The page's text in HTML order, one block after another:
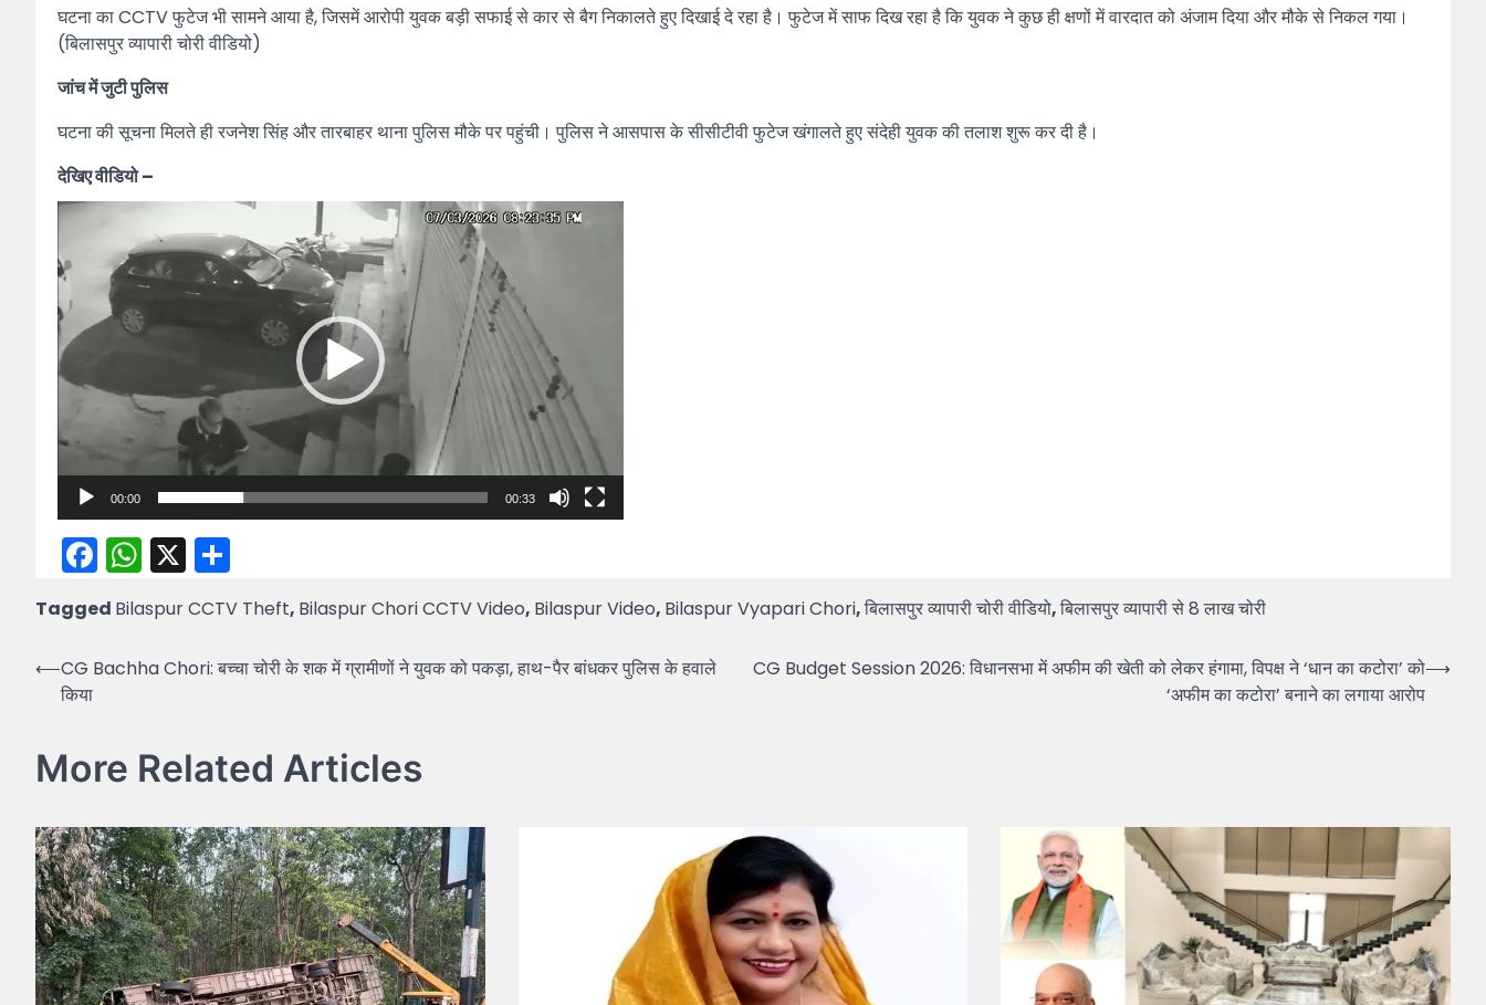
घटना का CCTV फुटेज भी सामने आया है, जिसमें आरोपी युवक बड़ी सफाई से कार से बैग निकालते हुए दिखाई दे रहा है। फुटेज में साफ दिख रहा है कि युवक ने कुछ ही क्षणों में वारदात को अंजाम दिया और मौके से निकल गया।
(बिलासपुर व्यापारी चोरी वीडियो)
जांच में जुटी पुलिस
घटना की सूचना मिलते ही रजनेश सिंह और तारबाहर थाना पुलिस मौके पर पहुंची। पुलिस ने आसपास के सीसीटीवी फुटेज खंगालते हुए संदेही युवक की तलाश शुरू कर दी है।
देखिए वीडियो –
Video
00:00 00:33
Facebook
WhatsApp
X
Tagged Bilaspur CCTV Theft, Bilaspur Chori CCTV Video, Bilaspur Video, Bilaspur Vyapari Chori,बिलासपुर व्यापारी चोरी वीडियो,बिलासपुर व्यापारी से 8 लाख चोरी
Post
navigation
⟵CG Bachha Chori: बच्चा चोरी के शक में ग्रामीणों ने युवक को पकड़ा, हाथ-पैर बांधकर पुलिस के हवाले
किया
CG Budget Session 2026: विधानसभा में अफीम की खेती को लेकर हंगामा, विपक्ष ने ‘धान का कटोरा’ को
‘अफीम का कटोरा’ बनाने का लगाया आरोप
⟶
More Related Articles